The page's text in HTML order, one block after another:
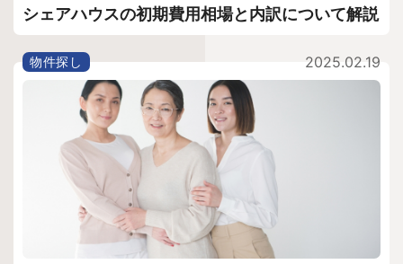
シェアハウスの初期費用相場と内訳について解説
2025.02.19
物件探し